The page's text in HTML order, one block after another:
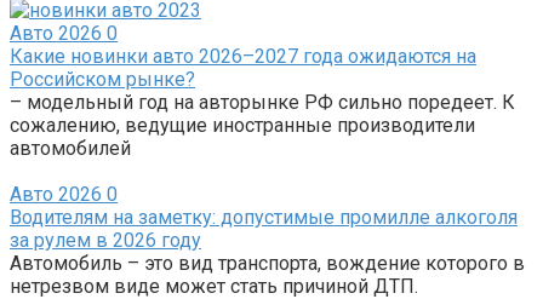
Авто 2026 0
Какие новинки авто 2026–2027 года ожидаются на
Российском рынке?
– модельный год на авторынке РФ сильно поредеет. К
сожалению, ведущие иностранные производители
автомобилей
Авто 2026 0
Водителям на заметку: допустимые промилле алкоголя
за рулем в 2026 году
Автомобиль – это вид транспорта, вождение которого в
нетрезвом виде может стать причиной ДТП.